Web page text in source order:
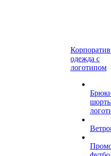
одежда с
логотипом